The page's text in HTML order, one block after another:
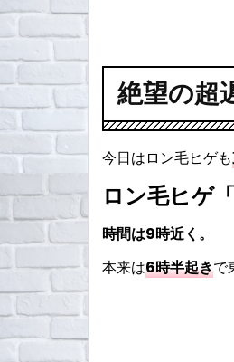
絶望の超
今日はロン毛ヒゲも
ロン毛ヒゲ
時間は9時近く。
本来は6時半起きで